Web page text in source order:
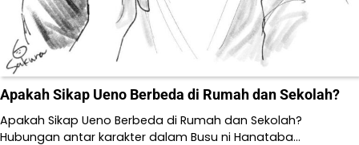
Apakah Sikap Ueno Berbeda di Rumah dan Sekolah?
Apakah Sikap Ueno Berbeda di Rumah dan Sekolah?
Hubungan antar karakter dalam Busu ni Hanataba…